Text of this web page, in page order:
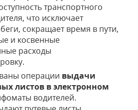
транспортного
что исключает
сокращает время в пути,
и косвенные
расходы
операции выдачи
листов в электронном
водителей.